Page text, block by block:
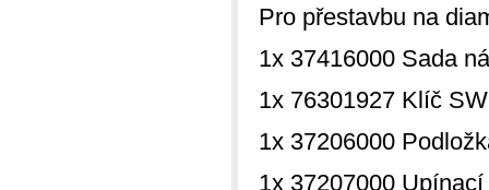
Pro přestavbu na
1x 37416000 Sada
1x 76301927 Klíč
1x 37206000
1x 37207000